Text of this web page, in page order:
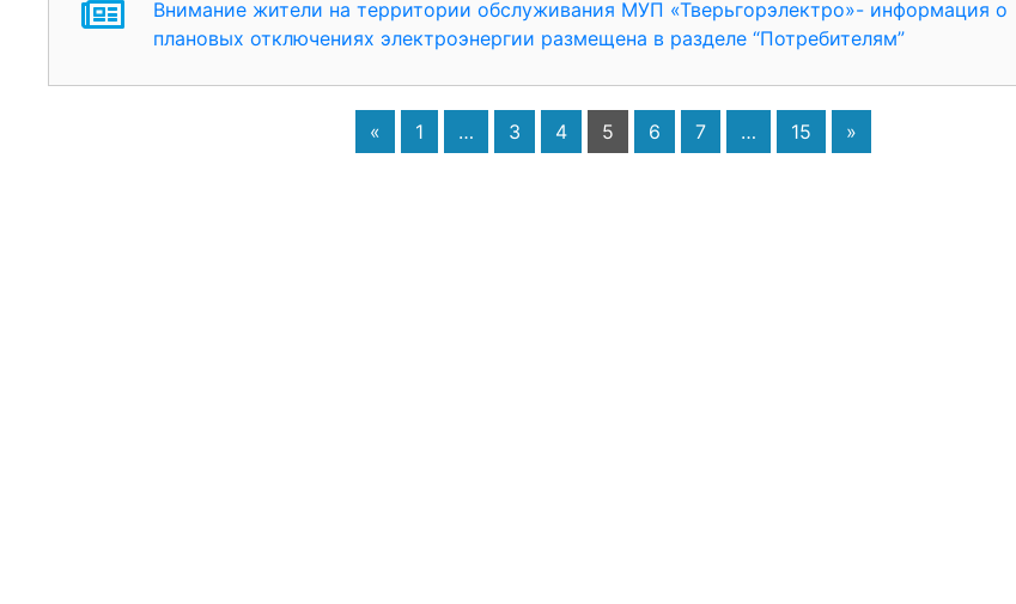
Внимание жители на территории обслуживания МУП «Тверьгорэлектро»- информация о
плановых отключениях электроэнергии размещена в разделе “Потребителям”
« 1 … 3 4 5 6 7 … 15 »